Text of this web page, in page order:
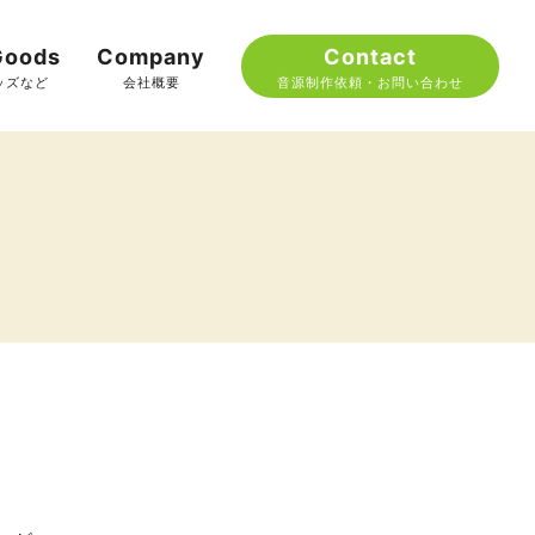
ズなど
Company
会社概要
Contact
音源制作依頼・お問い合わせ